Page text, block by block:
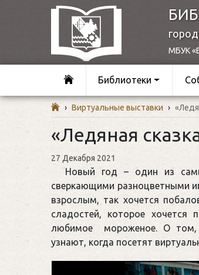
МБУК
Библиотеки
› Виртуальные выставки ›
«Ледяная
27 Декабря 2021
Новый год – один из
сверкающими разноцветными
взрослым, так хочется
сладостей, которое
любимое мороженое. О том,
узнают, когда посетят